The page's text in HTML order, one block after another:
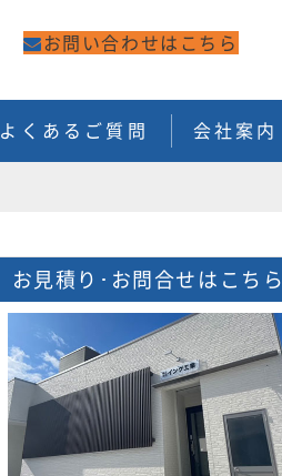
お問い合わせはこちら
よくあるご質問 会社案内
お見積り･お問合せはこちら